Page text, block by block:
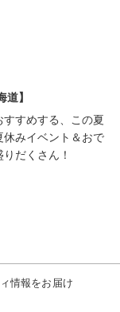
】
すめする、この夏
みイベント＆おで
だくさん！
情報をお届け